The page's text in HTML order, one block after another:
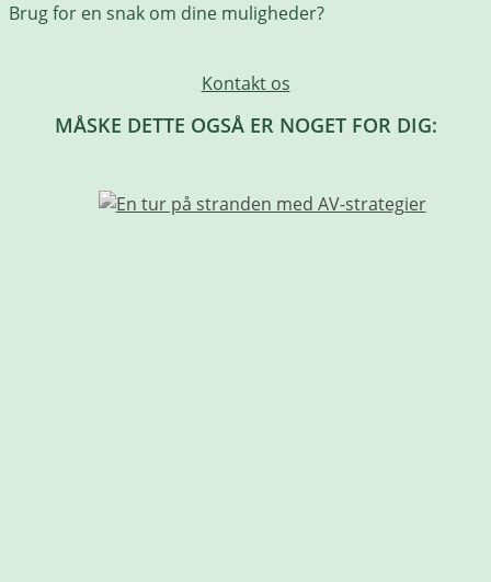
Brug for en snak om dine muligheder?
Kontakt os
MÅSKE DETTE OGSÅ ER NOGET FOR DIG: